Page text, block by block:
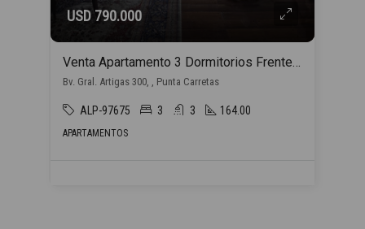
USD 790.000
Venta Apartamento 3 Dormitorios Frente al Club de Golf en Punta Carretas con 2 Garajes
Bv. Gral. Artigas 300, , Punta Carretas
ALP-97675 3 3 164.00
APARTAMENTOS